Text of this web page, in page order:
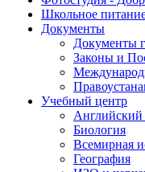
Школьное
Документы
Документы
Законы и
Учебный центр
Английский
Биология
Всемирная
География